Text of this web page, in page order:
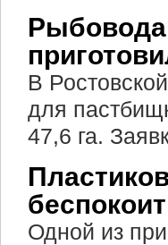
В
для
47,6 га.
Одной из